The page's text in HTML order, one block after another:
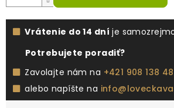
Vrátenie do 14 dní je
Potrebujete poradiť?
Zavolajte nám na +421 908 138
alebo napíšte na